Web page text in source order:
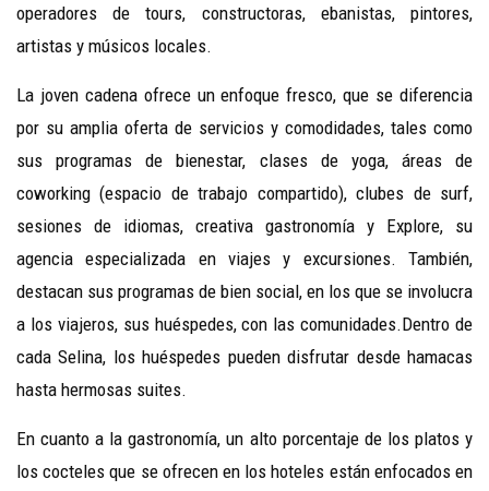
operadores de tours, constructoras, ebanistas, pintores,
artistas y músicos locales.
La joven cadena ofrece un enfoque fresco, que se diferencia
por su amplia oferta de servicios y comodidades, tales como
sus programas de bienestar, clases de yoga, áreas de
coworking (espacio de trabajo compartido), clubes de surf,
sesiones de idiomas, creativa gastronomía y Explore, su
agencia especializada en viajes y excursiones. También,
destacan sus programas de bien social, en los que se involucra
a los viajeros, sus huéspedes, con las comunidades.Dentro de
cada Selina, los huéspedes pueden disfrutar desde hamacas
hasta hermosas suites.
En cuanto a la gastronomía, un alto porcentaje de los platos y
los cocteles que se ofrecen en los hoteles están enfocados en